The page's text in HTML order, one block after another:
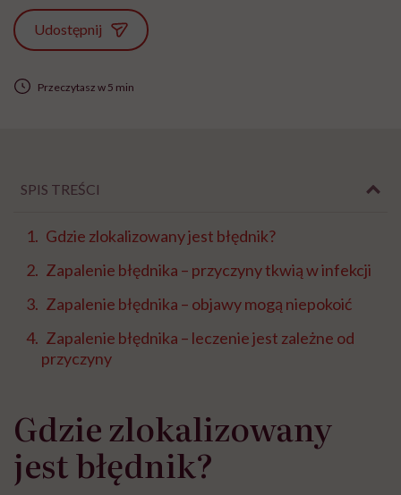
Udostępnij
Przeczytasz w 5 min
SPIS TREŚCI
Gdzie zlokalizowany jest błędnik?
Zapalenie błędnika – przyczyny tkwią w infekcji
Zapalenie błędnika – objawy mogą niepokoić
Zapalenie błędnika – leczenie jest zależne od
przyczyny
Gdzie zlokalizowany
jest błędnik?